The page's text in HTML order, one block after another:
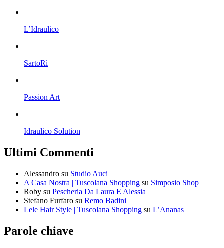
L’Idraulico
SartoRì
Passion Art
Idraulico Solution
Ultimi Commenti
Alessandro su Studio Auci
A Casa Nostra | Tuscolana Shopping su Simposio Shop
Roby su Pescheria Da Laura E Alessia
Stefano Furfaro su Remo Badini
Lele Hair Style | Tuscolana Shopping su L’Ananas
Parole chiave